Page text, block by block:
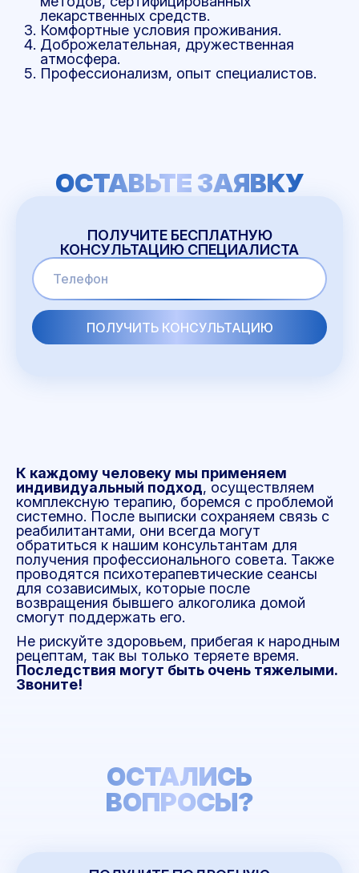
лекарственных средств.
Комфортные условия проживания.
Доброжелательная, дружественная
атмосфера.
Профессионализм, опыт специалистов.
ОСТАВЬТЕ ЗАЯВКУ
ПОЛУЧИТЕ БЕСПЛАТНУЮ
КОНСУЛЬТАЦИЮ СПЕЦИАЛИСТА
К каждому человеку мы применяем
индивидуальный подход, осуществляем
комплексную терапию, боремся с проблемой
системно. После выписки сохраняем связь с
реабилитантами, они всегда могут
обратиться к нашим консультантам для
получения профессионального совета. Также
проводятся психотерапевтические сеансы
для созависимых, которые после
возвращения бывшего алкоголика домой
смогут поддержать его.
Не рискуйте здоровьем, прибегая к народным
рецептам, так вы только теряете время.
Последствия могут быть очень тяжелыми.
Звоните!
ОСТАЛИСЬ
ВОПРОСЫ?